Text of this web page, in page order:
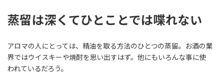
蒸留は深くてひとことでは喋れない
アロマの人にとっては、精油を取る方法のひとつの蒸留。お酒の業
界ではウイスキーや焼酎を思い出すはず。他にもいろんな事に使
われているだろう。